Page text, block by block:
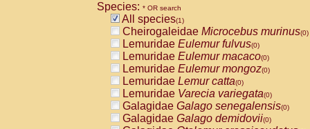
CebidaeCebus capucinus
CebidaeCebus nigrivittatus
CebidaeCebus spp.(0)
CebidaeSaimiri boliviensis(0)
CebidaeSaimiri sciureus(0)
AtelidaeAlouatta caraya(0)
AtelidaeAlouatta fusca(0)
AtelidaeAlouatta seniculus(0)
AtelidaeAlouattaspp.(0)
AtelidaeAteles belzebuth(0)
Species: * OR search
All species(1)
Cheirogaleidae Microcebus murinus(0)
Lemuridae Eulemur fulvus(0)
Lemuridae Eulemur macaco(0)
Lemuridae Eulemur mongoz(0)
Lemuridae Lemur catta(0)
Lemuridae Varecia variegata(0)
Galagidae Galago senegalensis(0)
Galagidae Galago demidovii(0)